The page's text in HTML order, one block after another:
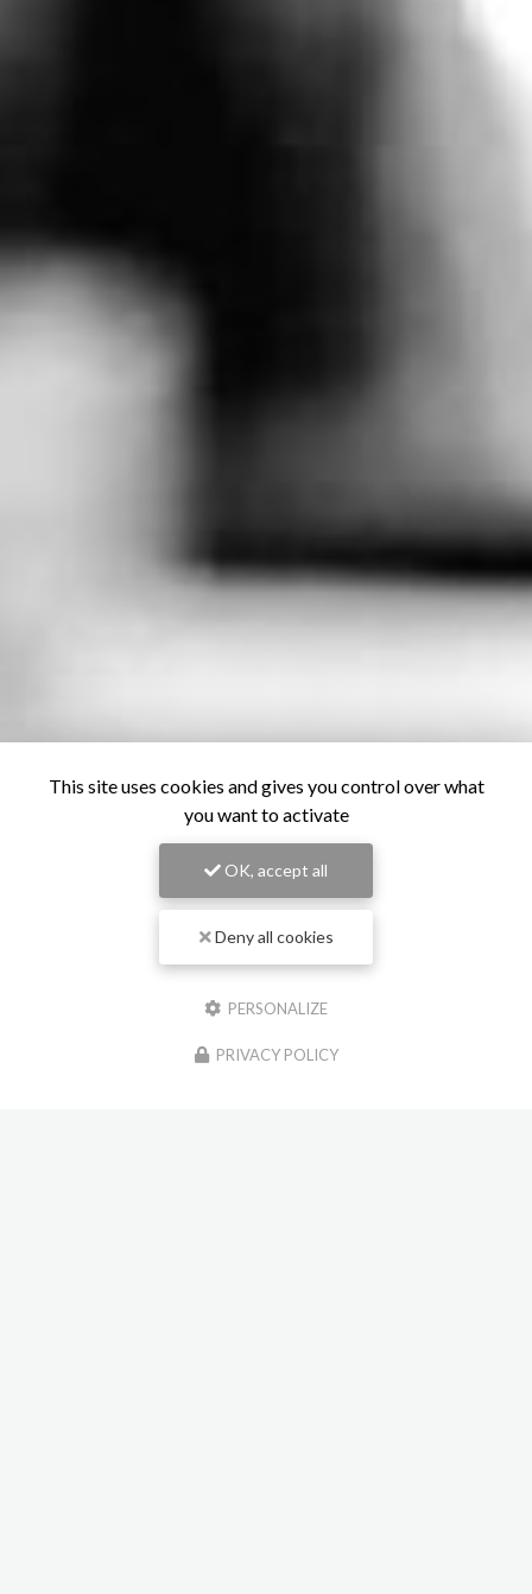
This site uses cookies and gives you control over what
you want to activate
OK, accept all
Deny all cookies
PERSONALIZE
PRIVACY POLICY